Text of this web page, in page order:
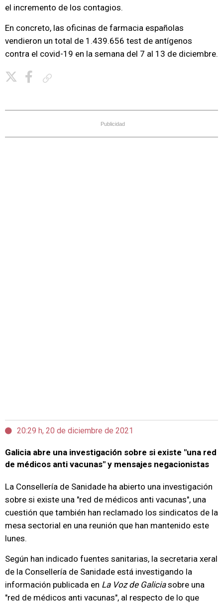
el incremento de los contagios.
En concreto, las oficinas de farmacia españolas
vendieron un total de 1.439.656 test de antígenos
contra el covid-19 en la semana del 7 al 13 de diciembre.
Publicidad
20:29 h, 20 de diciembre de 2021
Galicia abre una investigación sobre si existe "una red
de médicos anti vacunas" y mensajes negacionistas
La Consellería de Sanidade ha abierto una investigación
sobre si existe una "red de médicos anti vacunas", una
cuestión que también han reclamado los sindicatos de la
mesa sectorial en una reunión que han mantenido este
lunes.
Según han indicado fuentes sanitarias, la secretaria xeral
de la Consellería de Sanidade está investigando la
información publicada en La Voz de Galiciasobre una
"red de médicos anti vacunas", al respecto de lo que